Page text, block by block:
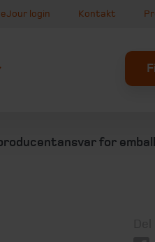
login Kontakt
for